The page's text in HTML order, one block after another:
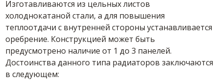
Изготавливаются из цельных листов
холоднокатаной стали, а для повышения
теплоотдачи с внутренней стороны устанавливается
оребрение. Конструкцией может быть
предусмотрено наличие от 1 до 3 панелей.
Достоинства данного типа радиаторов заключаются
в следующем: